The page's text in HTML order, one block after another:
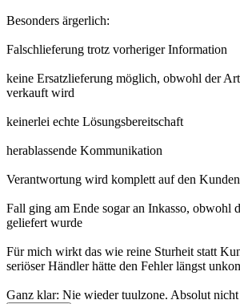
Besonders ärgerlich:
Falschlieferung trotz vorheriger Information
keine Ersatzlieferung möglich, obwohl der
verkauft wird
keinerlei echte Lösungsbereitschaft
herablassende Kommunikation
Verantwortung wird komplett auf den Kunden
Fall ging am Ende sogar an Inkasso, obwohl
geliefert wurde
Für mich wirkt das wie reine Sturheit statt
seriöser Händler hätte den Fehler längst
Ganz klar: Nie wieder tuulzone. Absolut